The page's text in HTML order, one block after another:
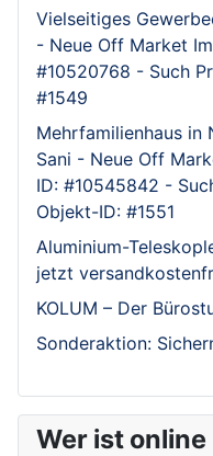
Vielseitiges
- Neue Off Market
#10520768 - Such
#1549
Mehrfamilienhaus in
Sani - Neue Off
ID: #10545842 -
Objekt-ID: #1551
Aluminium-
jetzt
KOLUM – Der
Sonderaktion:
Wer ist online